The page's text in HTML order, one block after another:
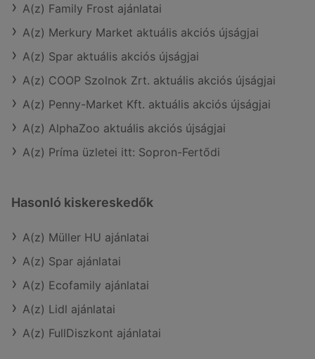
A(z) Family Frost ajánlatai
A(z) Merkury Market aktuális akciós újságjai
A(z) Spar aktuális akciós újságjai
A(z) COOP Szolnok Zrt. aktuális akciós újságjai
A(z) Penny-Market Kft. aktuális akciós újságjai
A(z) AlphaZoo aktuális akciós újságjai
A(z) Príma üzletei itt: Sopron-Fertődi
Hasonló kiskereskedők
A(z) Müller HU ajánlatai
A(z) Spar ajánlatai
A(z) Ecofamily ajánlatai
A(z) Lidl ajánlatai
A(z) FullDiszkont ajánlatai